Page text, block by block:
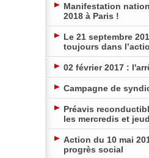
Manifestation
2018 à Paris !
Le 21 septembre
toujours dans
02 février 2017 :
Campagne de
Préavis
les mercredis et
Action du 10 mai
progrès social